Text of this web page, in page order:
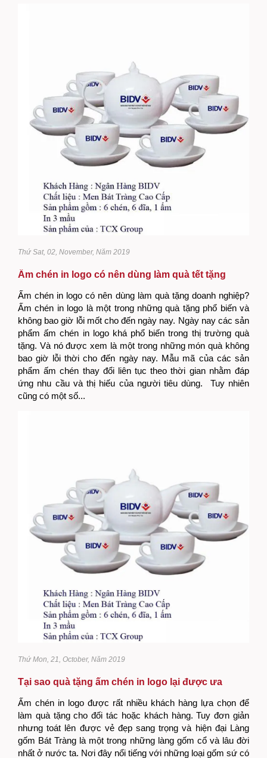
Thứ Sat, 02, November, Năm 2019
Ấm chén in logo có nên dùng làm quà tết tặng
Ấm chén in logo có nên dùng làm quà tặng doanh nghiệp?
Ấm chén in logo là một trong những quà tặng phổ biến và
không bao giờ lỗi mốt cho đến ngày nay. Ngày nay các sản
phẩm ấm chén in logo khá phổ biến trong thị trường quà
tặng. Và nó được xem là một trong những món quà không
bao giờ lỗi thời cho đến ngày nay. Mẫu mã của các sản
phẩm ấm chén thay đổi liên tục theo thời gian nhằm đáp
ứng nhu cầu và thị hiếu của người tiêu dùng. Tuy nhiên
cũng có một số...
Thứ Mon, 21, October, Năm 2019
Tại sao quà tặng ấm chén in logo lại được ưa
Ấm chén in logo được rất nhiều khách hàng lựa chọn để
làm quà tặng cho đối tác hoặc khách hàng. Tuy đơn giản
nhưng toát lên được vẻ đẹp sang trọng và hiện đại Làng
gốm Bát Tràng là một trong những làng gốm cổ và lâu đời
nhất ở nước ta. Nơi đây nổi tiếng với những loại gốm sứ có